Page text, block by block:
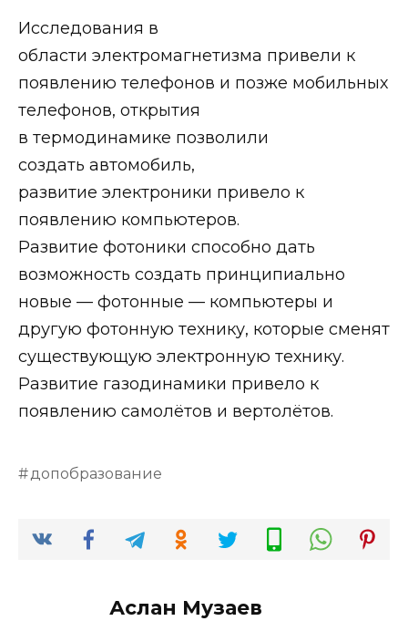
Исследования в
области электромагнетизма привели к
появлению телефонов и позже мобильных
телефонов, открытия
в термодинамике позволили
создать автомобиль,
развитие электроники привело к
появлению компьютеров.
Развитие фотоники способно дать
возможность создать принципиально
новые — фотонные — компьютеры и
другую фотонную технику, которые сменят
существующую электронную технику.
Развитие газодинамики привело к
появлению самолётов и вертолётов.
допобразование
Аслан Музаев